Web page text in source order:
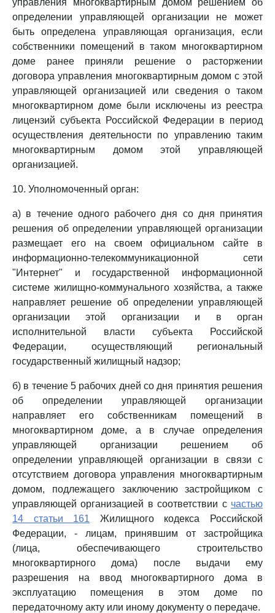
управления многоквартирным домом решением об
определении управляющей организации не может
быть определена управляющая организация, если
собственники помещений в таком многоквартирном
доме ранее приняли решение о расторжении
договора управления многоквартирным домом с этой
управляющей организацией или сведения о таком
многоквартирном доме были исключены из реестра
лицензий субъекта Российской Федерации в период
осуществления деятельности по управлению таким
многоквартирным домом этой управляющей
организацией.
10. Уполномоченный орган:
а) в течение одного рабочего дня со дня принятия
решения об определении управляющей организации
размещает его на своем официальном сайте в
информационно-телекоммуникационной сети
"Интернет" и государственной информационной
системе жилищно-коммунального хозяйства, а также
направляет решение об определении управляющей
организации этой организации и в орган
исполнительной власти субъекта Российской
Федерации, осуществляющий региональный
государственный жилищный надзор;
б) в течение 5 рабочих дней со дня принятия решения
об определении управляющей организации
направляет его собственникам помещений в
многоквартирном доме, а в случае определения
управляющей организации решением об
определении управляющей организации в связи с
отсутствием договора управления многоквартирным
домом, подлежащего заключению застройщиком с
управляющей организацией в соответствии с частью
14 статьи 161 Жилищного кодекса Российской
Федерации, - лицам, принявшим от застройщика
(лица, обеспечивающего строительство
многоквартирного дома) после выдачи ему
разрешения на ввод многоквартирного дома в
эксплуатацию помещения в этом доме по
передаточному акту или иному документу о передаче.